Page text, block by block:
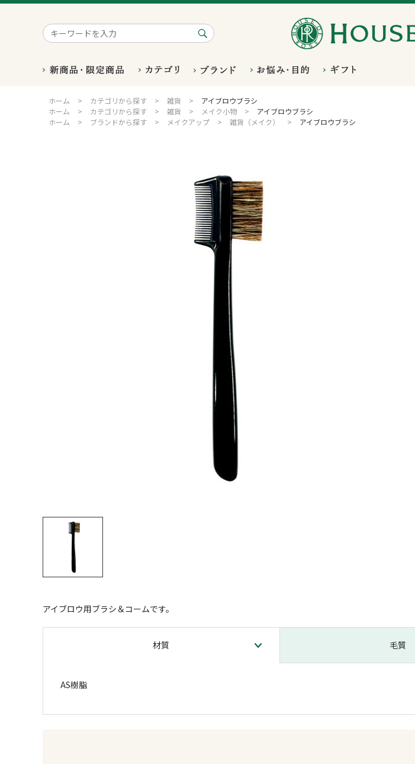
ホーム > カテゴリから探す > 雑貨 >
アイブロウブラシ
ホーム
> カテゴリから探す > 雑貨 > メイク小物 >
アイブロウブラシ
ホーム
> ブランドから探す > メイクアップ > 雑貨（メイク） > アイブロウブラシ
アイブロウ用ブラシ＆コームです。
材質 毛質
AS樹脂